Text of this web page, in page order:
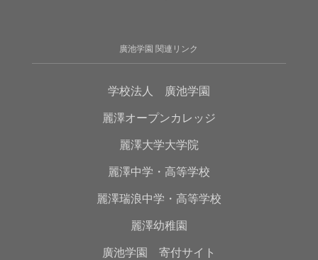
廣池学園 関連リンク
学校法人 廣池学園
麗澤オープンカレッジ
麗澤大学大学院
麗澤中学・高等学校
麗澤瑞浪中学・高等学校
麗澤幼稚園
廣池学園 寄付サイト